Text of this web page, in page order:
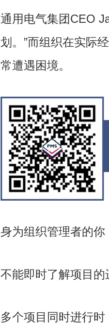
通用电气集团CEO
划。”而组织在实际
常遭遇困境。
身为组织管理者的你
不能即时了解项目的
多个项目同时进行时